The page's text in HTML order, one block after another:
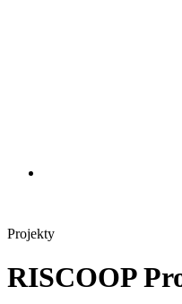
Projekty
RISCOOP